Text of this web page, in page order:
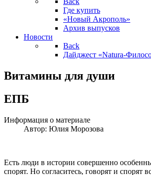
Где купить
«Новый Акрополь»
Архив выпусков
Новости
Back
Дайджест «Natura-
Витамины для души
ЕПБ
Информация о материале
Автор: Юлия Морозова
Есть люди в истории совершенно
спорят. Но согласитесь, говорят и спорят